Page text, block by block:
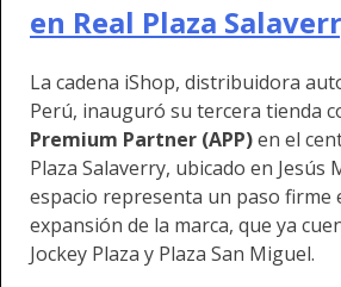
en Real Plaza
La cadena iShop, distribuidora
Perú, inauguró su tercera tienda
Premium Partner (APP)en el
Plaza Salaverry, ubicado en Jesús
espacio representa un paso firme
expansión de la marca, que ya
Jockey Plaza y Plaza San Miguel.